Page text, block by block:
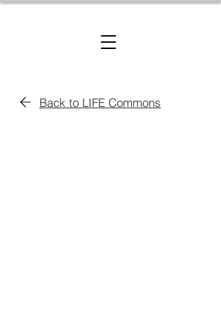
Back to LIFE Commons